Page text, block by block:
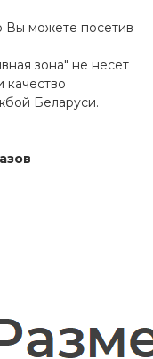
Вы можете посетив
зона" не несет
качество
Беларуси.